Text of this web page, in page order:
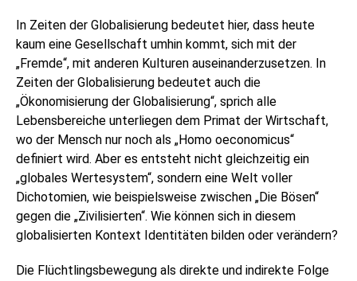
In Zeiten der Globalisierung bedeutet hier, dass heute
kaum eine Gesellschaft umhin kommt, sich mit der
„Fremde“, mit anderen Kulturen auseinanderzusetzen. In
Zeiten der Globalisierung bedeutet auch die
„Ökonomisierung der Globalisierung“, sprich alle
Lebensbereiche unterliegen dem Primat der Wirtschaft,
wo der Mensch nur noch als „Homo oeconomicus“
definiert wird. Aber es entsteht nicht gleichzeitig ein
„globales Wertesystem“, sondern eine Welt voller
Dichotomien, wie beispielsweise zwischen „Die Bösen“
gegen die „Zivilisierten“. Wie können sich in diesem
globalisierten Kontext Identitäten bilden oder verändern?
Die Flüchtlingsbewegung als direkte und indirekte Folge